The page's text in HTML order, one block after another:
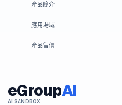
產品簡介
應用場域
產品售價
eGroupAI
AI SANDBOX